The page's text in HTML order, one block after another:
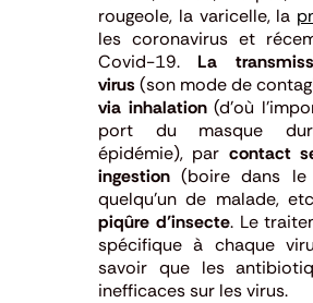
rougeole, la varicelle, la
les coronavirus et
Covid-19. La
virus (son mode de
via inhalation(d’où
port du masque
épidémie), par contact
ingestion (boire dans
quelqu’un de malade,
piqûre d’insecte. Le
spécifique à chaque
savoir que les
inefficaces sur les virus.